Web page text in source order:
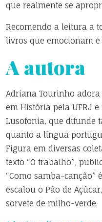
que realmente se
Recomendo a leitura a
livros que emocionam
A autora
Adriana Tourinho adora
em História pela UFRJ
Lusofonia, que difunde
quanto a língua
Figura em diversas
texto “O trabalho”,
“Como samba-canção”
escalou o Pão de
sorvete de milho-verde.